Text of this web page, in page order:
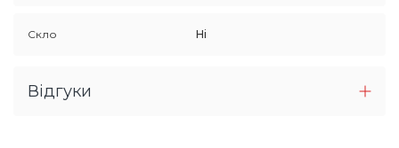
Скло Ні
Відгуки